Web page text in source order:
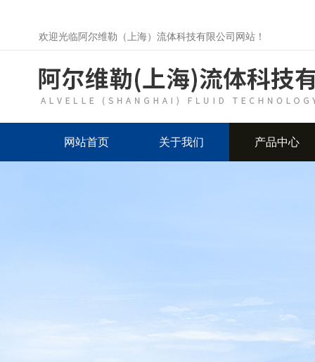
欢迎光临阿尔维勒（上海）流体科技有限公司网站！
网站首页 关于我们 产品中心